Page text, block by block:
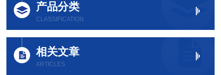
产品分类
CLASSIFICATION
相关文章
ARTICLES